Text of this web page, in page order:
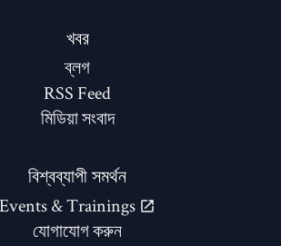
খবর
ব্লগ
RSS Feed
মিডিয়া সংবাদ
বিশ্বব্যাপী সমর্থন
Events & Trainings
যোগাযোগ করুন